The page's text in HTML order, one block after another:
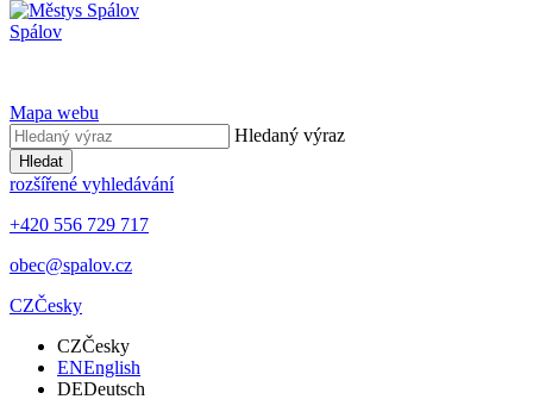
Spálov
Mapa webu
Hledaný výraz
Hledat
rozšířené vyhledávání
+420 556 729 717
obec@spalov.cz
CZČesky
CZČesky
ENEnglish
DEDeutsch